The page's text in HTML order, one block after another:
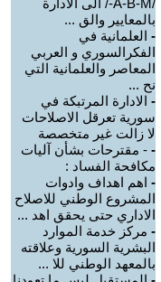
/A-B-M-/ الى الادارة
بالمعايير والق ...
- العلمانية في
الفكرالسوري و العربي
المعاصر والعلمانية التي
نح ...
- الادارة المرتبكة في
سورية تعرقل الاصلاحات
لا زالت غير متخصصة
- - مقترحات بشأن آليات
مكافحة الفساد :
- اهم اهداف وادوات
المشروع الوطني للاصلاح
الاداري حتى يحقق اهد ...
- مركز خدمة الموارد
البشرية السورية وعلاقته
بالمعهد الوطني للا ...